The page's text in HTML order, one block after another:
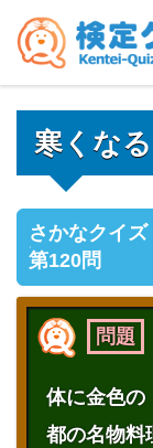
寒くな
さかなクイズ
第120問
問題
体に金色の
都の名物料